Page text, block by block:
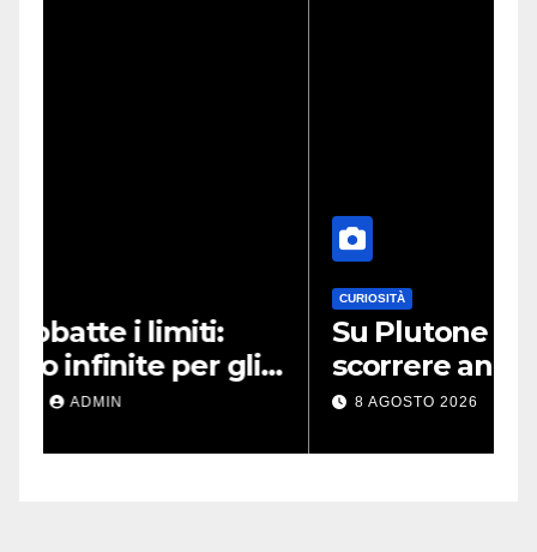
Su Plutone potrebbe
scorrere ancora azoto
liquido
8 AGOSTO 2026